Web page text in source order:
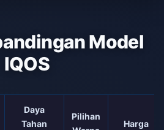
Model
IQOS
Daya
Tahan
Pilihan
Harga